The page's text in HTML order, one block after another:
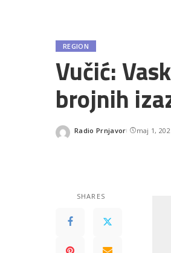
REGION
Vučić:
brojnih
Posted
Radio Prnjavor maj 1,
SHARES